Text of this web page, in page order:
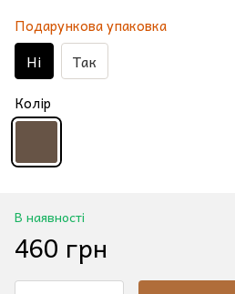
Подарункова упаковка
Ні Так
Колір
В наявності
460 грн